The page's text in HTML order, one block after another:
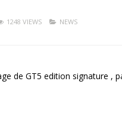
1248 VIEWS NEWS
de GT5 edition signature ,